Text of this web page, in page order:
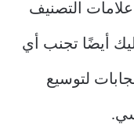
التصنيف
أيضًا تجنب أي
لتوسيع